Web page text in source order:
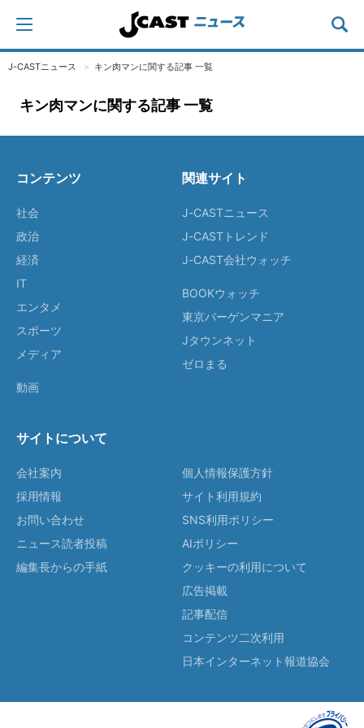
J-CASTニュース キン肉マンに関する記事 一覧
キン肉マンに関する記事 一覧
コンテンツ
社会
政治
経済
IT
エンタメ
スポーツ
メディア
動画
関連サイト
J-CASTニュース
J-CASTトレンド
J-CAST会社ウォッチ
BOOKウォッチ
東京バーゲンマニア
Jタウンネット
ゼロまる
サイトについて
会社案内
採用情報
お問い合わせ
ニュース読者投稿
編集長からの手紙
個人情報保護方針
サイト利用規約
SNS利用ポリシー
AIポリシー
クッキーの利用について
広告掲載
記事配信
コンテンツ二次利用
日本インターネット報道協会